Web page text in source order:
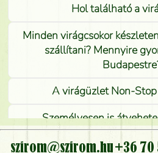
Hol található a
Minden virágcsokor
szállítani? Mennyire
A virágüzlet Non-
Személyesen is
virágcsokrot, vagy csak
kérhető?
szirom@szirom.hu +36 70